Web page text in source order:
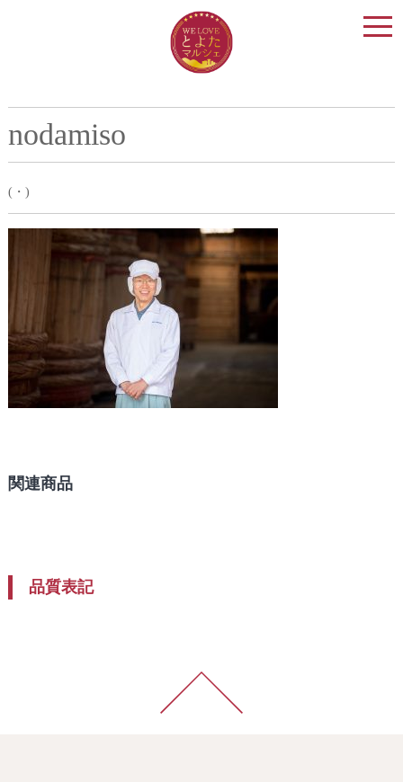
nodamiso
(・)
関連商品
品質表記